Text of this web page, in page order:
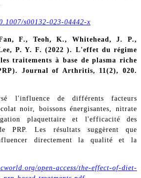
s00132-023-04442-x
F., Teoh, K., Whitehead, J. P.,
P. Y. F. (2022 ). L'effet du régime
traitements à base de plasma riche
Journal of Arthritis, 11(2), 020.
l'influence de différents facteurs
noir, boissons énergisantes, nitrate
plaquettaire et l'efficacité des
PRP. Les résultats suggèrent que
directement la qualité et la
open-access/the-effect-of-diet-